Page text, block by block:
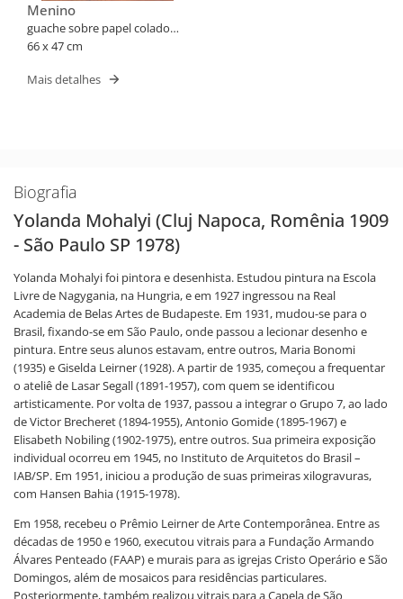
Menino
guache sobre papel colado
em placa
66 x 47 cm
Mais detalhes
Biografia
Yolanda Mohalyi (Cluj Napoca, Romênia 1909
- São Paulo SP 1978)
Yolanda Mohalyi foi pintora e desenhista. Estudou pintura na Escola
Livre de Nagygania, na Hungria, e em 1927 ingressou na Real
Academia de Belas Artes de Budapeste. Em 1931, mudou-se para o
Brasil, fixando-se em São Paulo, onde passou a lecionar desenho e
pintura. Entre seus alunos estavam, entre outros, Maria Bonomi
(1935) e Giselda Leirner (1928). A partir de 1935, começou a frequentar
o ateliê de Lasar Segall (1891-1957), com quem se identificou
artisticamente. Por volta de 1937, passou a integrar o Grupo 7, ao lado
de Victor Brecheret (1894-1955), Antonio Gomide (1895-1967) e
Elisabeth Nobiling (1902-1975), entre outros. Sua primeira exposição
individual ocorreu em 1945, no Instituto de Arquitetos do Brasil –
IAB/SP. Em 1951, iniciou a produção de suas primeiras xilogravuras,
com Hansen Bahia (1915-1978).
Em 1958, recebeu o Prêmio Leirner de Arte Contemporânea. Entre as
décadas de 1950 e 1960, executou vitrais para a Fundação Armando
Álvares Penteado (FAAP) e murais para as igrejas Cristo Operário e São
Domingos, além de mosaicos para residências particulares.
Posteriormente, também realizou vitrais para a Capela de São